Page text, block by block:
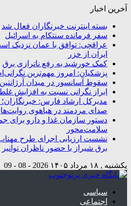
آخرین اخبار
بسته اینترنت خبرنگاران فعال شد
سفر فرمانده سنتکام به اسرائیل
ایران از خزر
کمک خورشید به رفع ناترازی برق
پزشکیان: امروز مهم‌ترین
سقوط آسانسور در میدان آرژانتین تهران/ ۹ نفر
ابراز نگرانی نسبت به افزایش
مدیرکل ارشاد فارس:
صدای مردمند در هیاهوی روایت‌ها
سلامت‌محور
نشست ارزیابی اجرای طرح
برق شیراز با حضور ناظران توانیر
یکشنبه , ۱۸ مرداد ۱۴۰۵ 2026 - 08 - 09
سیاسی
اجتماعی